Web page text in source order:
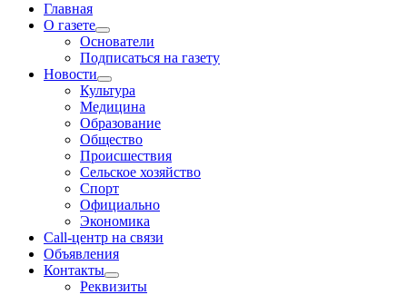
Главная
О газете
Основатели
Подписаться на газету
Новости
Культура
Медицина
Образование
Общество
Происшествия
Сельское хозяйство
Спорт
Официально
Экономика
Call-центр на связи
Объявления
Контакты
Реквизиты